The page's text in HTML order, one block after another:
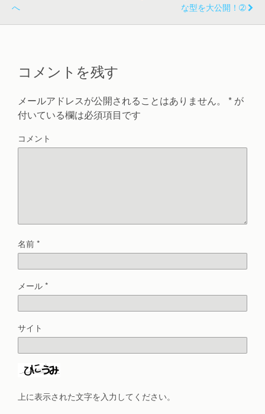
へ
な型を大公開！➁
コメントを残す
メールアドレスが公開されることはありません。 * が
付いている欄は必須項目です
コメント
名前*
メール*
サイト
上に表示された文字を入力してください。